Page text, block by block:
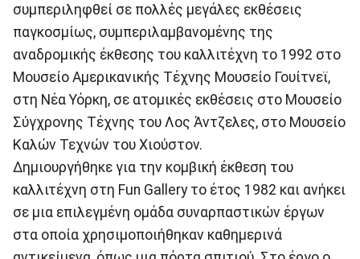
συμπεριληφθεί σε πολλές μεγάλες εκθέσεις
παγκοσμίως, συμπεριλαμβανομένης της
αναδρομικής έκθεσης του καλλιτέχνη το 1992 στο
Μουσείο Αμερικανικής Τέχνης Μουσείο Γουίτνεϊ,
στη Νέα Υόρκη, σε ατομικές εκθέσεις στο Μουσείο
Σύγχρονης Τέχνης του Λος Άντζελες, στο Μουσείο
Καλών Τεχνών του Χιούστον.
Δημιουργήθηκε για την κομβική έκθεση του
καλλιτέχνη στη Fun Gallery το έτος 1982 και ανήκει
σε μια επιλεγμένη ομάδα συναρπαστικών έργων
στα οποία χρησιμοποιήθηκαν καθημερινά